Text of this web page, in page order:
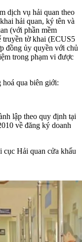
dịch vụ hải quan theo
hải quan, ký tên và
(với phần mềm
truyền tờ khai (ECUS5
đồng ủy quyền với chủ
trong phạm vi được
qua biên giới:
lập theo quy định tại
về đăng ký doanh
Hải quan cửa khẩu